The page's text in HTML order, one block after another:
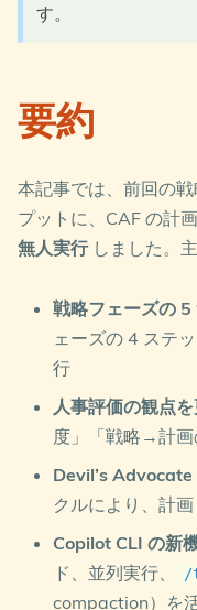
す。
要約
本記事では、前回の
プットに、CAF の計
無人実行しました。
戦略フェーズの 5
ェーズの 4 ステ
行
人事評価の観点
度」「戦略→計画
Devil’s
クルにより、計
Copilot CLI の新
ド、並列実行、
/
compaction）を